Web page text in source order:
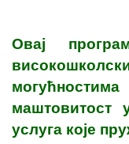
Овај
маштовитост
услуга које